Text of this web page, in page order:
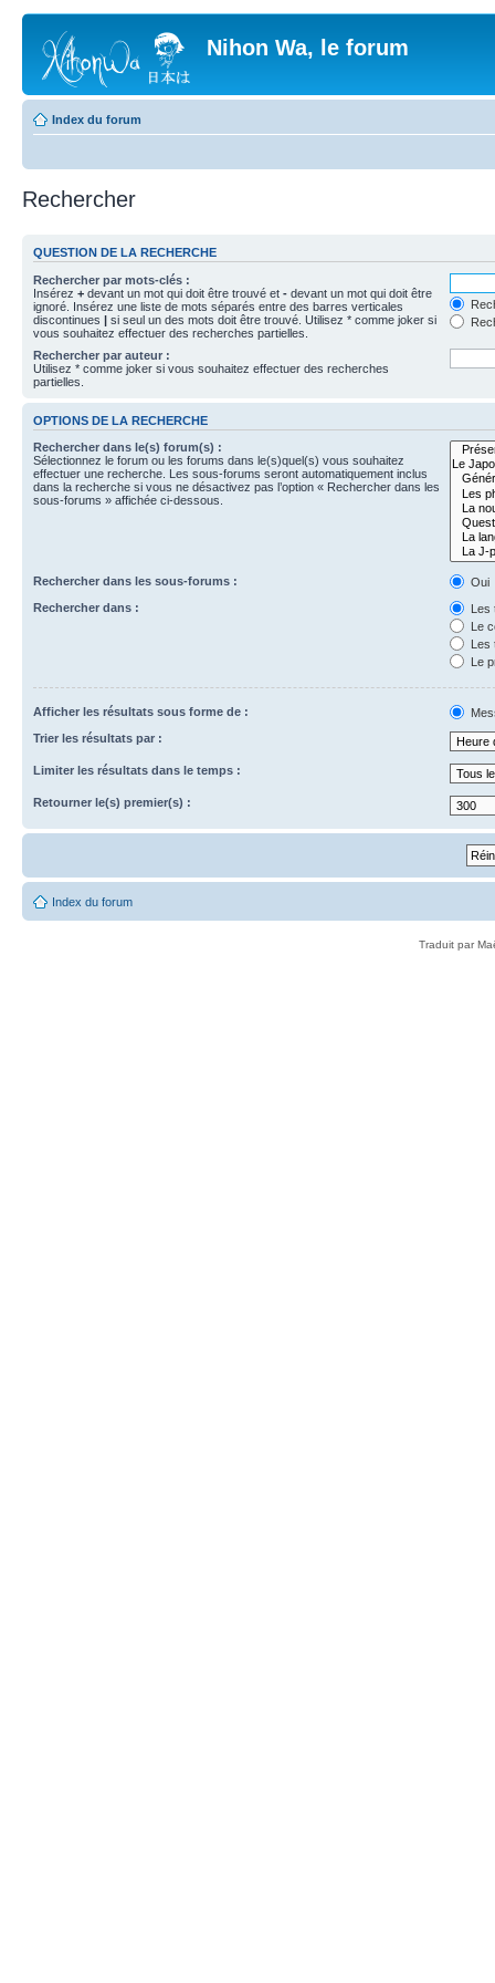
Nihon Wa, le forum
Index du forum
Rechercher
QUESTION DE LA RECHERCHE
Rechercher par mots-clés :
Insérez + devant un mot qui doit être trouvé et - devant un mot qui doit être
ignoré. Insérez une liste de mots séparés entre des barres verticales
discontinues | si seul un des mots doit être trouvé. Utilisez * comme joker si
vous souhaitez effectuer des recherches partielles.
Rechercher par auteur :
Utilisez * comme joker si vous souhaitez effectuer des recherches
partielles.
OPTIONS DE LA RECHERCHE
Rechercher dans le(s) forum(s) :
Sélectionnez le forum ou les forums dans le(s)quel(s) vous souhaitez
effectuer une recherche. Les sous-forums seront automatiquement inclus
dans la recherche si vous ne désactivez pas l’option « Rechercher dans les
sous-forums » affichée ci-dessous.
Rechercher dans les sous-forums :
Oui
Rechercher dans :
Les
Le
Les
Le
Afficher les résultats sous forme de :
Trier les résultats par :
Limiter les résultats dans le temps :
Retourner le(s) premier(s) :
Index du forum
Traduit par